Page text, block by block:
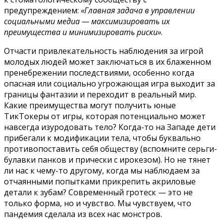
предупреждением: «Главная задача в управлении
социальными медиа — максимизировать их
преимущества и минимизировать риски».
Отчасти привлекательность наблюдения за игрой
молодых людей может заключаться в их блаженном
пренебрежении последствиями, особенно когда
опасная или социально угрожающая игра выходит за
границы фантазии и переходит в реальный мир.
Какие преимущества могут получить юные
ТикТокеры от игры, которая потенциально может
навсегда изуродовать тело? Когда-то на Западе дети
прибегали к модификации тела, чтобы буквально
противопоставить себя обществу (вспомните серьги-
булавки панков и прически с ирокезом). Но не тянет
ли нас к чему-то другому, когда мы наблюдаем за
отчаянными попытками прикрепить акриловые
детали к зубам? Современный гротеск — это не
только форма, но и чувство. Мы чувствуем, что
пандемия сделала из всех нас монстров.